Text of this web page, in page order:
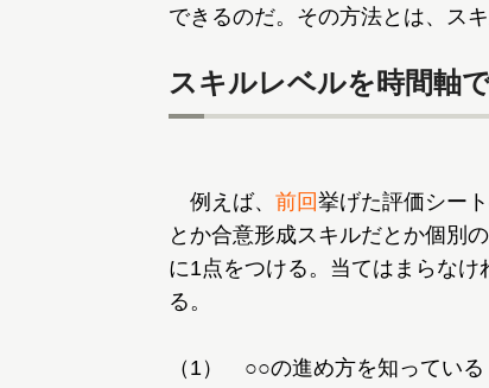
できるのだ。その方法とは、ス
スキルレベルを時間軸
例えば、 前回挙げた評価シー
とか合意形成スキルだとか個別
に1点をつける。当てはまらな
る。
（1） ○○の進め方を知っている